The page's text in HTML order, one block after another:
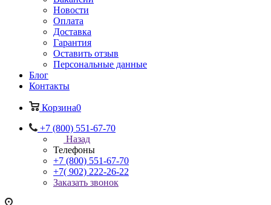
Новости
Оплата
Доставка
Гарантия
Оставить отзыв
Персональные данные
Блог
Контакты
Корзина0
+7 (800) 551-67-70
Назад
Телефоны
+7 (800) 551-67-70
+7( 902) 222-26-22
Заказать звонок